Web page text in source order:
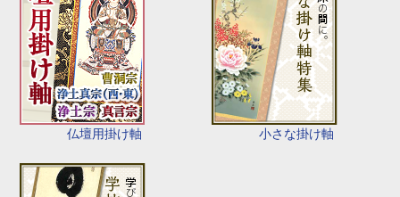
仏壇用掛け軸 小さな掛け軸